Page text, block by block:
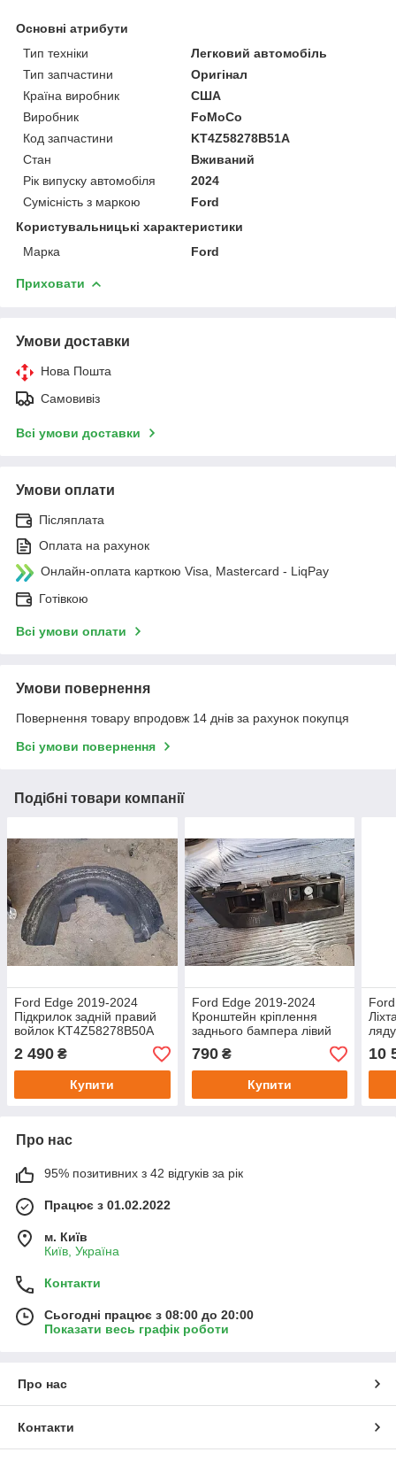
Основні атрибути
Тип техніки
Легковий автомобіль
Тип запчастини
Оригінал
Країна виробник
США
Виробник
FoMoCo
Код запчастини
KT4Z58278B51A
Стан
Вживаний
Рік випуску автомобіля
2024
Сумісність з маркою
Ford
Користувальницькі характеристики
Марка
Ford
Приховати
Умови доставки
Нова Пошта
Самовивіз
Всі умови доставки
Умови оплати
Післяплата
Оплата на рахунок
Онлайн-оплата карткою Visa, Mastercard - LiqPay
Готівкою
Всі умови оплати
Умови повернення
Повернення товару впродовж 14 днів за рахунок покупця
Всі умови повернення
Подібні товари компанії
Ford Edge 2019-2024
Підкрилок задній правий
войлок KT4Z58278B50A
2 490 ₴
Купити
Ford Edge 2019-2024
Кронштейн кріплення
заднього бампера лівий
короткий KT4B17D949A
LH2
790₴
Купити
10
Про нас
95% позитивних з 42 відгуків за рік
Працює з 01.02.2022
м. Київ
Київ, Україна
Контакти
Сьогодні працює з 08:00 до 20:00
Показати весь графік роботи
Про нас
Контакти